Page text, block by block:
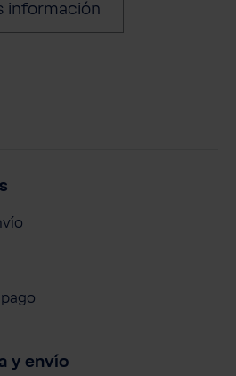
información
y envío